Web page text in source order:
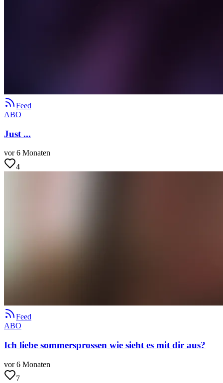
Feed
ABO
Just ...
vor 6 Monaten
4
Feed
ABO
Ich liebe sommersprossen wie sieht es mit dir aus?
vor 6 Monaten
7